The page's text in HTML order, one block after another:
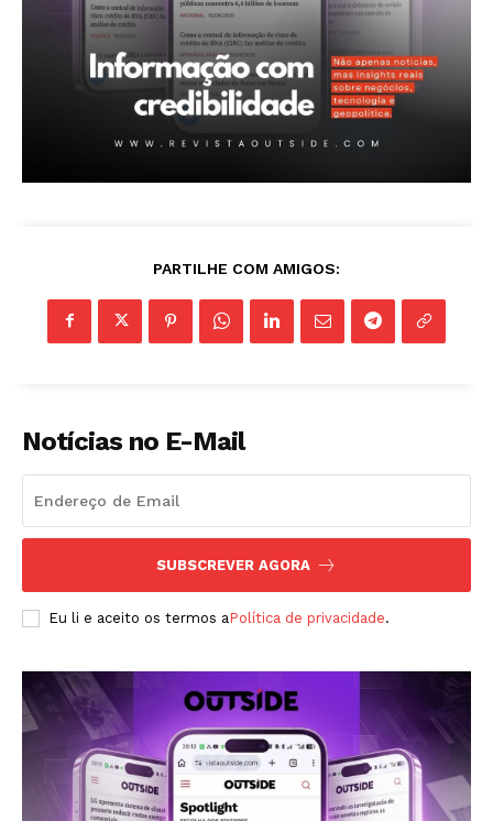
Revista Outside
A Empresa
Sobre nós
Política de Privacidade
Contactos
Planos de assinatura
Minha conta
PARTILHE COM AMIGOS:
Notícias no E-Mail
SUBSCREVER AGORA
Eu li e aceito os termos a Política de privacidade.